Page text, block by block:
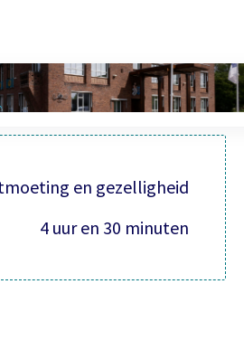
en gezelligheid
4 uur en 30 minuten